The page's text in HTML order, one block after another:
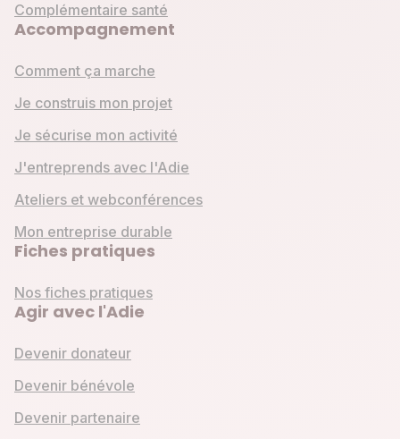
Complémentaire santé
Accompagnement
Comment ça marche
Je construis mon projet
Je sécurise mon activité
J'entreprends avec l'Adie
Ateliers et webconférences
Mon entreprise durable
Fiches pratiques
Nos fiches pratiques
Agir avec l'Adie
Devenir donateur
Devenir bénévole
Devenir partenaire